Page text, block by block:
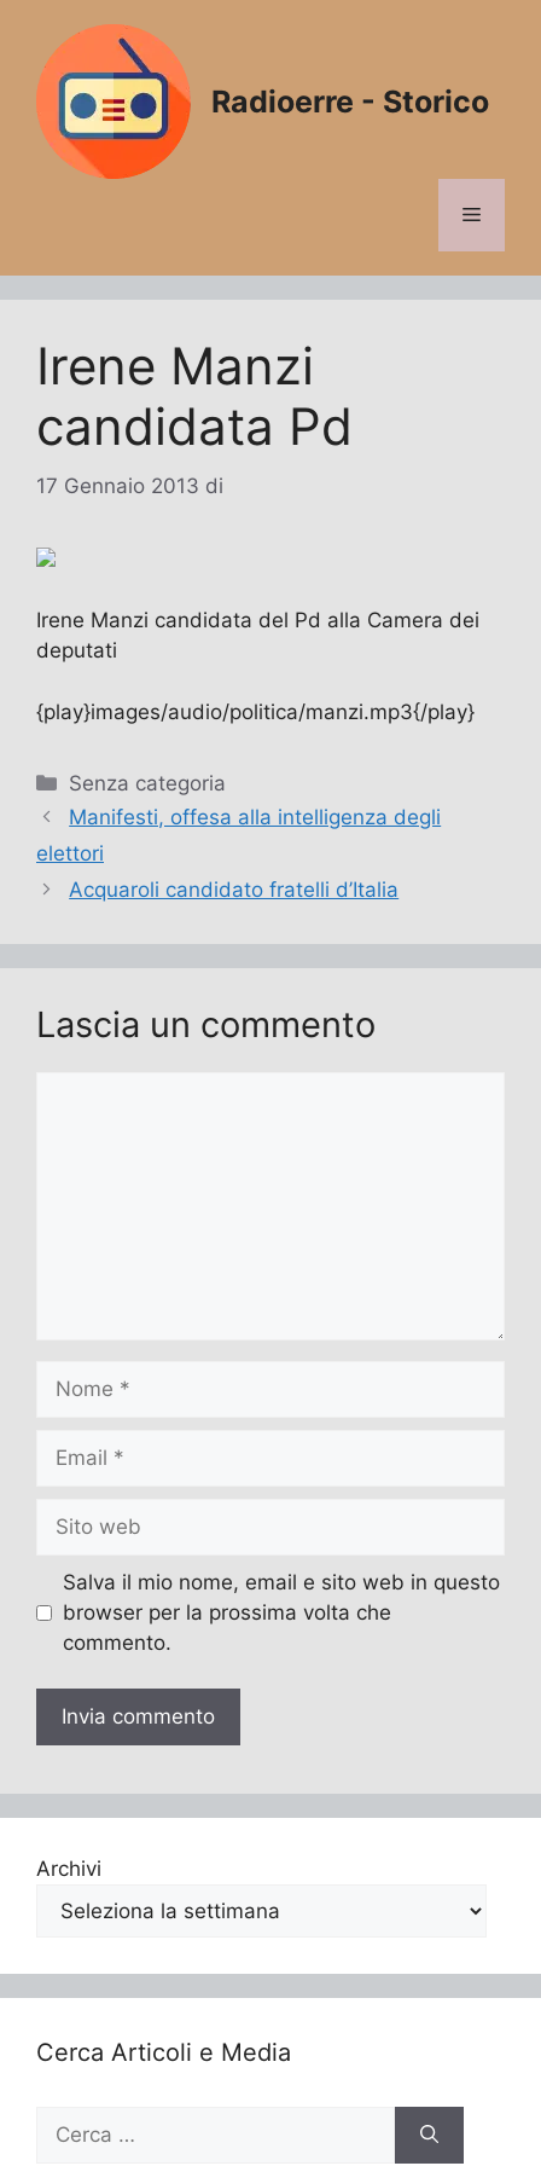
contenuto
Radioerre - Storico
Menu
Irene Manzi
candidata Pd
17 Gennaio 2013 di
Irene Manzi candidata del Pd alla Camera dei
deputati
{play}images/audio/politica/manzi.mp3{/play}
Categorie
Senza categoria
Manifesti, offesa alla intelligenza degli
elettori
Acquaroli candidato fratelli d’Italia
Lascia un commento
web
Salva il mio nome, email e sito web in questo
browser per la prossima volta che
commento.
Archivi
Cerca Articoli e Media
Ricerca